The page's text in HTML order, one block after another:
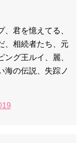
、君を憶えてる、
、相続者たち、元
グ王ルイ、麗、
海の伝説、失踪ノ